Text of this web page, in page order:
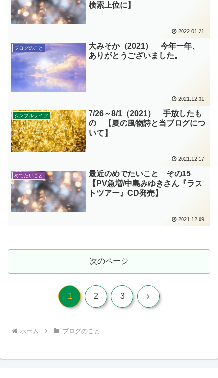
検索上位に】
2022.01.21
ブログのこと
大みそか（2021） 今年一年、
ありがとうございました。
2021.12.31
シンプルライフ
7/26～8/1（2021） 手放したも
の 【夏の風物詩と当ブログにつ
いて】
2021.12.17
めでたいこと
最近のめでたいこと その15
【PV急増/中島みゆきさん『ラス
トツアー』CD発売】
2021.12.09
次のページ
1 2 3 次
ホーム ブログのこと